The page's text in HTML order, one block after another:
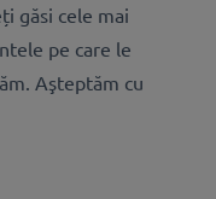
găsi cele mai
pe care le
Aşteptăm cu